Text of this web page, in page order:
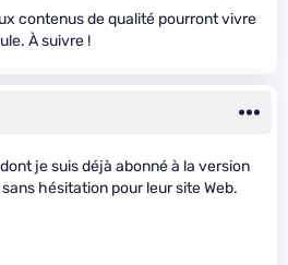
contenus de qualité pourront vivre
À suivre !
je suis déjà abonné à la version
sans hésitation pour leur site Web.